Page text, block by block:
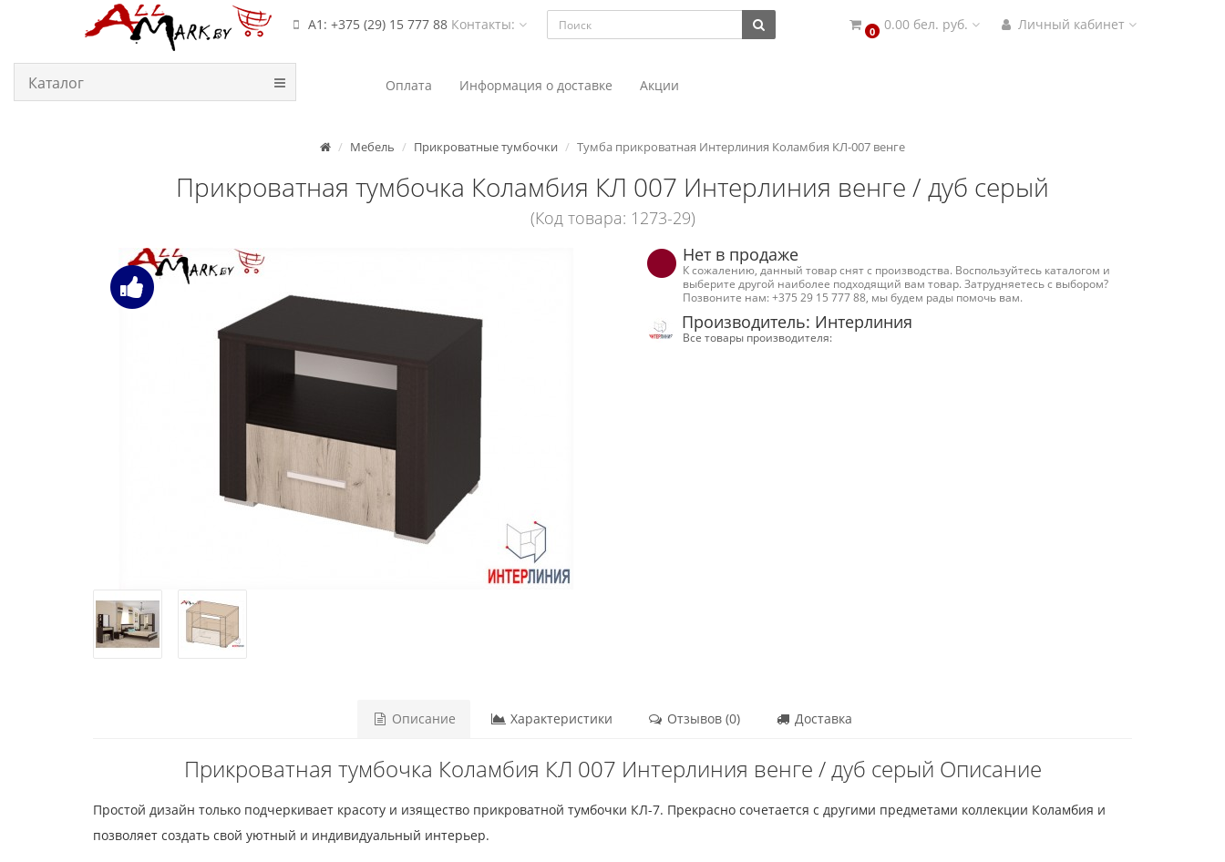
А1: +375 (29) 15 777 88 Контакты: 0 0.00 бел. руб. Личный кабинет
Каталог Оплата Информация о доставке Акции
Мебель Прикроватные тумбочки Тумба прикроватная Интерлиния Коламбия КЛ-007 венге
Прикроватная тумбочка Коламбия КЛ 007 Интерлиния венге / дуб серый
(Код товара: 1273-29)
Нет в продаже
К сожалению, данный товар снят с производства. Воспользуйтесь каталогом и
выберите другой наиболее подходящий вам товар. Затрудняетесь с выбором?
Позвоните нам: +375 29 15 777 88, мы будем рады помочь вам.
Производитель: Интерлиния
Все товары производителя:
Описание Характеристики Отзывов (0) Доставка
Прикроватная тумбочка Коламбия КЛ 007 Интерлиния венге / дуб серый Описание
Простой дизайн только подчеркивает красоту и изящество прикроватной тумбочки КЛ-7. Прекрасно сочетается с другими предметами коллекции Коламбия и
позволяет создать свой уютный и индивидуальный интерьер.